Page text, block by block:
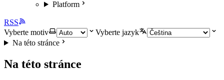
Platform
RSS
Vyberte motiv
Vyberte jazyk
Na této stránce
Na této stránce